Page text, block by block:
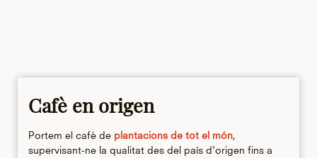
Cafè en origen
Portem el cafè de plantacions de tot el món
supervisant-ne la qualitat des del país d'origen fins a